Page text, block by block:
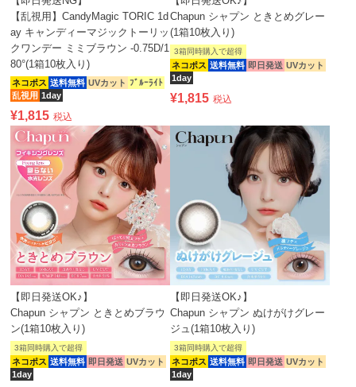
【乱視用】CandyMagic TORIC 1d
ay キャンディーマジックトーリッ
クワンデー ミミブラウン -0.75D/1
80°(1箱10枚入り)
ネコポス 送料無料 UVカット ﾌﾞﾙｰﾗｲﾄ
乱視用 1day
¥1,815 税込
Chapun シャプン ときとめグレー
(1箱10枚入り)
ネコポス 送料無料 即日発送 UVカット
1day
3箱同時購入で超得
¥1,815 税込
【即日発送OK♪】
Chapun シャプン ときとめブラウ
ン(1箱10枚入り)
ネコポス 送料無料 即日発送 UVカット
1day
3箱同時購入で超得
【即日発送OK♪】
Chapun シャプン ぬけがけグレー
ジュ(1箱10枚入り)
ネコポス 送料無料 即日発送 UVカット
1day
3箱同時購入で超得